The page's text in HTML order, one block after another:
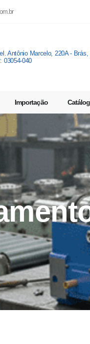
Antônio Marcelo, 220A -
03054-040
Importação